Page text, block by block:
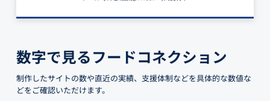
数字で見るフードコネクション
制作したサイトの数や直近の実績、支援体制などを具体的な数値な
どをご確認いただけます。